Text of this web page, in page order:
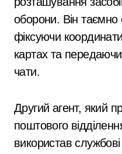
оборони. Він таємно
фіксуючи
картах та передаючи
чати.
Другий агент, який
поштового
використав